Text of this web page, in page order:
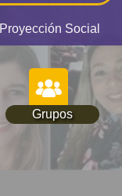
Proyección Social
Grupos